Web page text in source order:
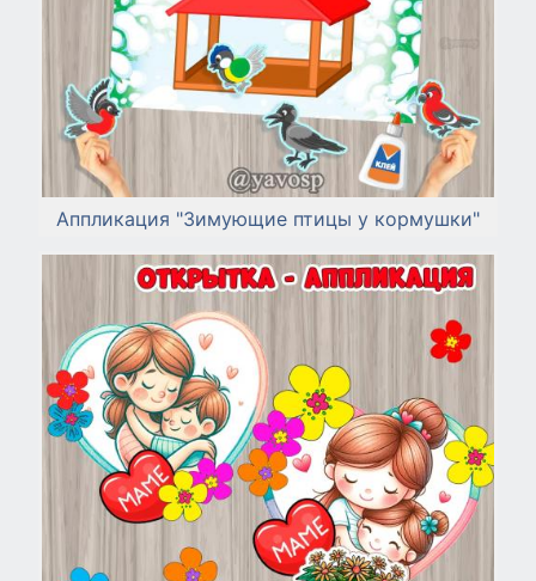
Аппликация "Зимующие птицы у кормушки"